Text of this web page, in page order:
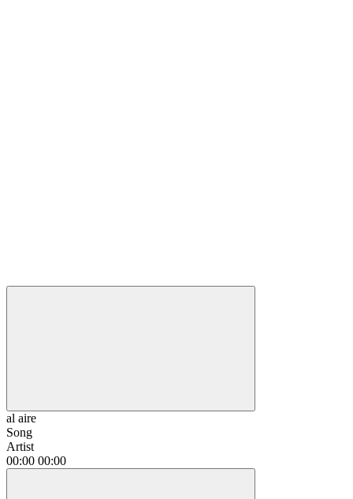
al aire
Song
Artist
00:00 00:00